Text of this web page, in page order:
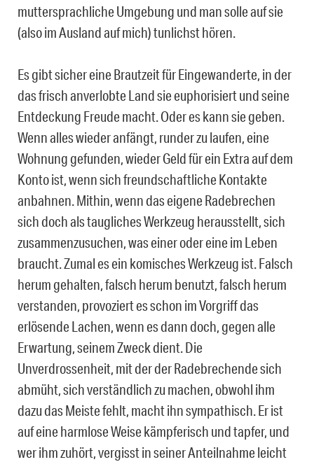
muttersprachliche Umgebung und man solle auf sie
(also im Ausland auf mich) tunlichst hören.
Es gibt sicher eine Brautzeit für Eingewanderte, in der
das frisch anverlobte Land sie euphorisiert und seine
Entdeckung Freude macht. Oder es kann sie geben.
Wenn alles wieder anfängt, runder zu laufen, eine
Wohnung gefunden, wieder Geld für ein Extra auf dem
Konto ist, wenn sich freundschaftliche Kontakte
anbahnen. Mithin, wenn das eigene Radebrechen
sich doch als taugliches Werkzeug herausstellt, sich
zusammenzusuchen, was einer oder eine im Leben
braucht. Zumal es ein komisches Werkzeug ist. Falsch
herum gehalten, falsch herum benutzt, falsch herum
verstanden, provoziert es schon im Vorgriff das
erlösende Lachen, wenn es dann doch, gegen alle
Erwartung, seinem Zweck dient. Die
Unverdrossenheit, mit der der Radebrechende sich
abmüht, sich verständlich zu machen, obwohl ihm
dazu das Meiste fehlt, macht ihn sympathisch. Er ist
auf eine harmlose Weise kämpferisch und tapfer, und
wer ihm zuhört, vergisst in seiner Anteilnahme leicht